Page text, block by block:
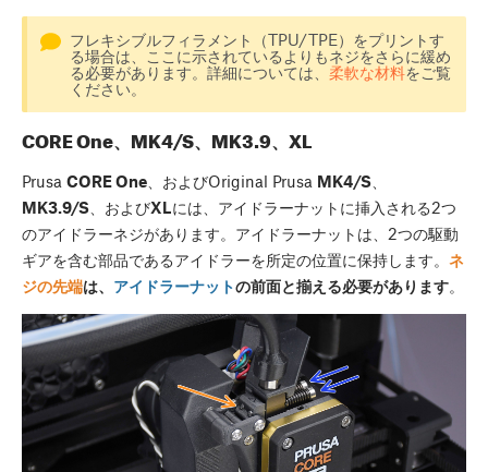
フレキシブルフィラメント（TPU/TPE）をプリントす
る場合は、ここに示されているよりもネジをさらに緩め
る必要があります。詳細については、 柔軟な材料をご覧
ください。
CORE One、MK4/S、MK3.9、XL
Prusa CORE One 、およびOriginal Prusa MK4/S
MK3.9/S 、およびXLには、アイドラーナットに挿入される2つ
のアイドラーネジがあります。アイドラーナットは、2つの駆動
ギアを含む部品であるアイドラーを所定の位置に保持します。 ネ
ジの先端は、 アイドラーナットの前面と揃える必要があります。